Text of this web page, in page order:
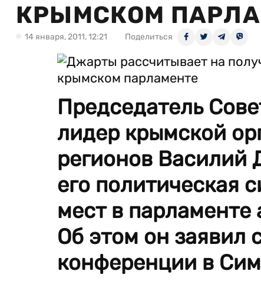
КРЫМСКОМ
14 января, 2011, 12:21 Поделиться
Председатель
лидер крымской
регионов Василий
его политическая
мест в
Об этом он заявил
конференции в